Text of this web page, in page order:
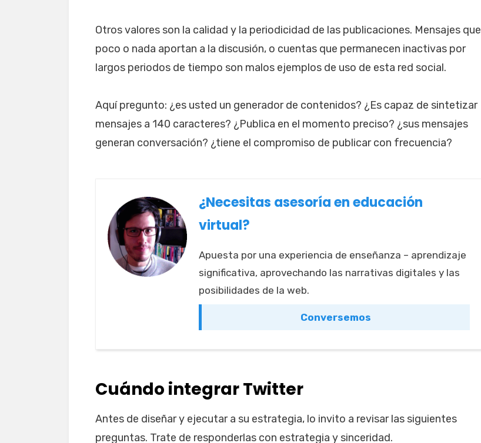
Otros valores son la calidad y la periodicidad de las publicaciones. Mensajes que
poco o nada aportan a la discusión, o cuentas que permanecen inactivas por
largos periodos de tiempo son malos ejemplos de uso de esta red social.
Aquí pregunto: ¿es usted un generador de contenidos? ¿Es capaz de sintetizar
mensajes a 140 caracteres? ¿Publica en el momento preciso? ¿sus mensajes
generan conversación? ¿tiene el compromiso de publicar con frecuencia?
¿Necesitas asesoría en educación
virtual?
Apuesta por una experiencia de enseñanza – aprendizaje
significativa, aprovechando las narrativas digitales y las
posibilidades de la web.
Conversemos
Cuándo integrar Twitter
Antes de diseñar y ejecutar a su estrategia, lo invito a revisar las siguientes
preguntas. Trate de responderlas con estrategia y sinceridad.